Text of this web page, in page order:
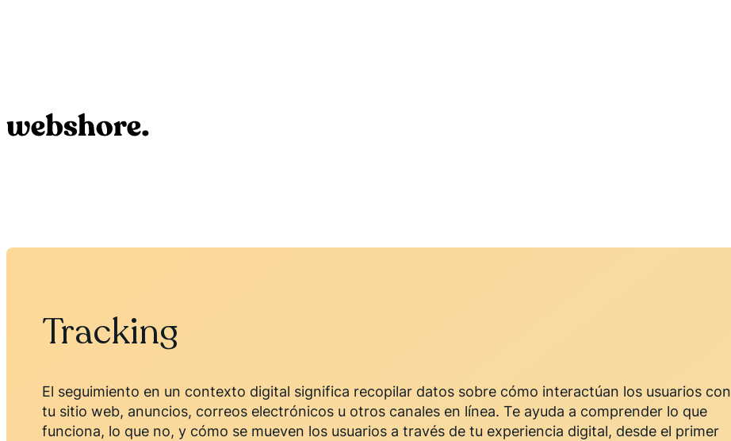
Tracking
El seguimiento en un contexto digital significa recopilar datos sobre cómo interactúan los usuarios con
tu sitio web, anuncios, correos electrónicos u otros canales en línea. Te ayuda a comprender lo que
funciona, lo que no, y cómo se mueven los usuarios a través de tu experiencia digital, desde el primer